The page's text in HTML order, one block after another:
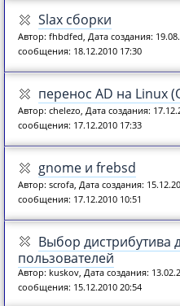
Slax сборки
Автор: fhbdfed, Дата создания:
сообщения: 18.12.2010 17:30
перенос AD на Linux
Автор: chelezo, Дата создания:
сообщения: 17.12.2010 17:33
gnome и frebsd
Автор: scrofa, Дата создания:
сообщения: 17.12.2010 10:51
Выбор дистрибутива
пользователей
Автор: kuskov, Дата создания:
сообщения: 15.12.2010 20:54